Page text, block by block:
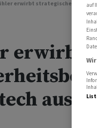
erwirbt strategische
erwirbt
aus
auf